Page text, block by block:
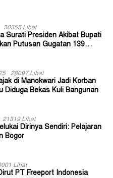
30355 Lihat
Surati Presiden Akibat Bupati
Putusan Gugatan 139
28097 Lihat
di Manokwari Jadi Korban
Diduga Bekas Kuli Bangunan
21319 Lihat
Dirinya Sendiri: Pelajaran
Bogor
Lihat
PT Freeport Indonesia